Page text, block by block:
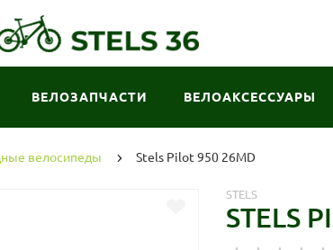
ВЕЛОЗАПЧАСТИ ВЕЛОАКСЕССУАРЫ
велосипеды Stels Pilot 950 26MD
STELS
STELS